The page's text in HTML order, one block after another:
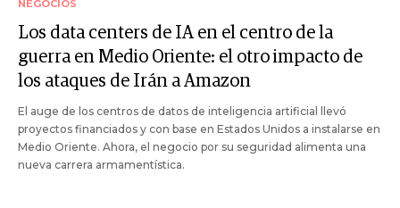
NEGOCIOS
Los data centers de IA en el centro de la
guerra en Medio Oriente: el otro impacto de
los ataques de Irán a Amazon
El auge de los centros de datos de inteligencia artificial llevó
proyectos financiados y con base en Estados Unidos a instalarse en
Medio Oriente. Ahora, el negocio por su seguridad alimenta una
nueva carrera armamentística.